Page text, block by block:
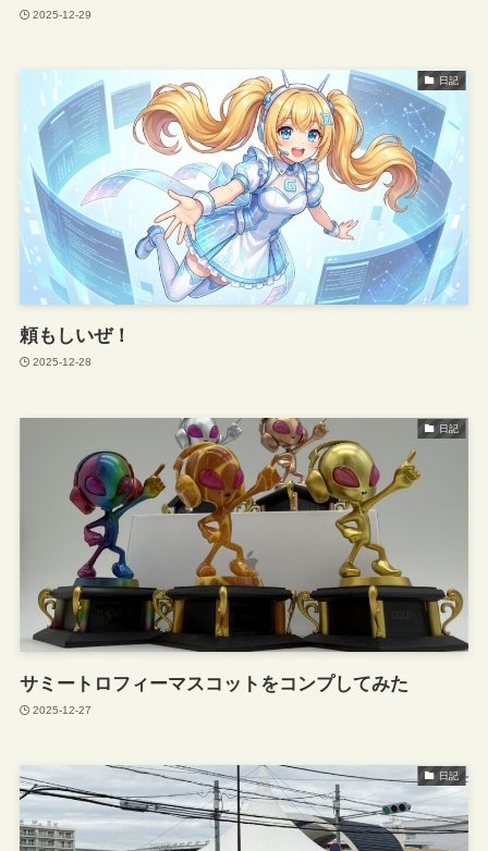
2025-12-29
日記
頼もしいぜ！
2025-12-28
日記
サミートロフィーマスコットをコンプしてみた
2025-12-27
日記